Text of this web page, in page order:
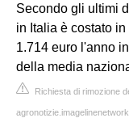
Secondo gli ultimi
in Italia è costato
1.714 euro l'anno
della media
Richiesta di rimozione